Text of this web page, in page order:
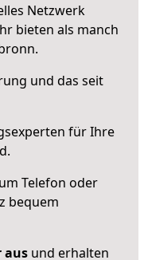
Netzwerk
bieten als manch
und das seit
für Ihre
Telefon oder
bequem
aus und erhalten